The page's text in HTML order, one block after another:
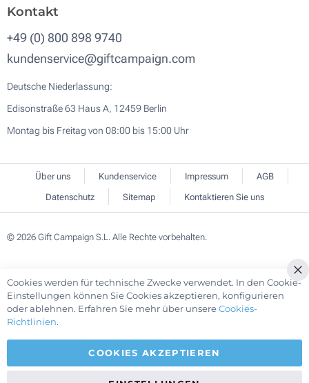
Kontakt
+49 (0) 800 898 9740
kundenservice@giftcampaign.com
Deutsche Niederlassung:
Edisonstraße 63 Haus A, 12459 Berlin
Montag bis Freitag von 08:00 bis 15:00 Uhr
Über uns Kundenservice Impressum
AGB
Datenschutz
Sitemap Kontaktieren Sie uns
© 2026 Gift Campaign S.L. Alle Rechte vorbehalten.
Cookies werden für technische Zwecke verwendet. In den Cookie-
Einstellungen können Sie Cookies akzeptieren, konfigurieren
oder ablehnen. Erfahren Sie mehr über unsereCookies-
Richtlinien.
COOKIES AKZEPTIEREN